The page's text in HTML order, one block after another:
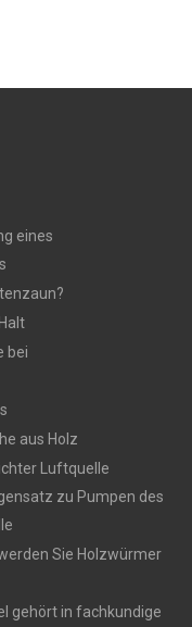
eines
bei
aus Holz
Luftquelle
zu Pumpen des
Sie Holzwürmer
gehört in fachkundige